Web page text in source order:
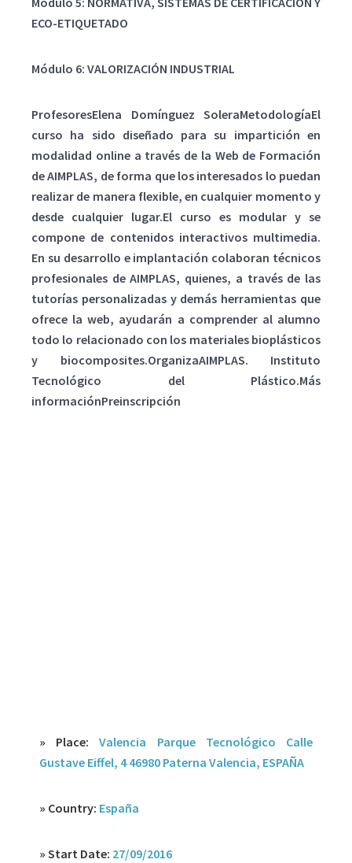
ECO-ETIQUETADO
Módulo 6: VALORIZACIÓN INDUSTRIAL
ProfesoresElena Domínguez SoleraMetodologíaEl
curso ha sido diseñado para su impartición en
modalidad online a través de la Web de Formación
de AIMPLAS, de forma que los interesados lo puedan
realizar de manera flexible, en cualquier momento y
desde cualquier lugar.El curso es modular y se
compone de contenidos interactivos multimedia.
En su desarrollo e implantación colaboran técnicos
profesionales de AIMPLAS, quienes, a través de las
tutorías personalizadas y demás herramientas que
ofrece la web, ayudarán a comprender al alumno
todo lo relacionado con los materiales bioplásticos
y biocomposites.OrganizaAIMPLAS. Instituto
Tecnológico del Plástico.Más
informaciónPreinscripción
» Place:Valencia Parque Tecnológico Calle
Gustave Eiffel, 4 46980 Paterna Valencia, ESPAÑA
» Country: España
» Start Date: 27/09/2016